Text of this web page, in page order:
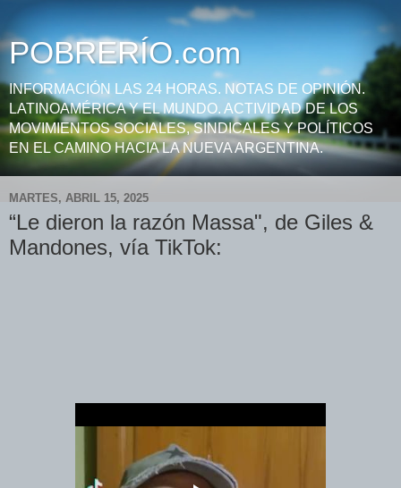
POBRERÍO.com
INFORMACIÓN LAS 24 HORAS. NOTAS DE OPINIÓN.
LATINOAMÉRICA Y EL MUNDO. ACTIVIDAD DE LOS
MOVIMIENTOS SOCIALES, SINDICALES Y POLÍTICOS
EN EL CAMINO HACIA LA NUEVA ARGENTINA.
MARTES, ABRIL 15, 2025
“Le dieron la razón Massa", de Giles &
Mandones, vía TikTok: